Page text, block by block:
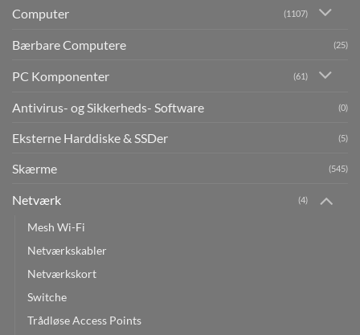
Computer (1107)
Bærbare Computere (25)
PC Komponenter (61)
Antivirus- og Sikkerheds- Software (0)
Eksterne Harddiske & SSDer (5)
Skærme (545)
Netværk (4)
Mesh Wi-Fi
Netværkskabler
Netværkskort
Switche
Trådløse Access Points